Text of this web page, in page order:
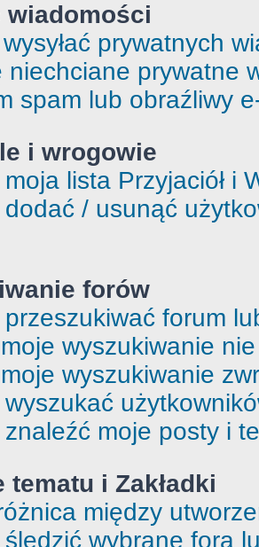
wiadomości
prywatnych
niechciane prywatne
spam lub obraźliwy
i wrogowie
lista Przyjaciół i
/ usunąć
forów
forum
wyszukiwanie
wyszukiwanie
moje posty i
tematu i Zakładki
między
wybrane fora